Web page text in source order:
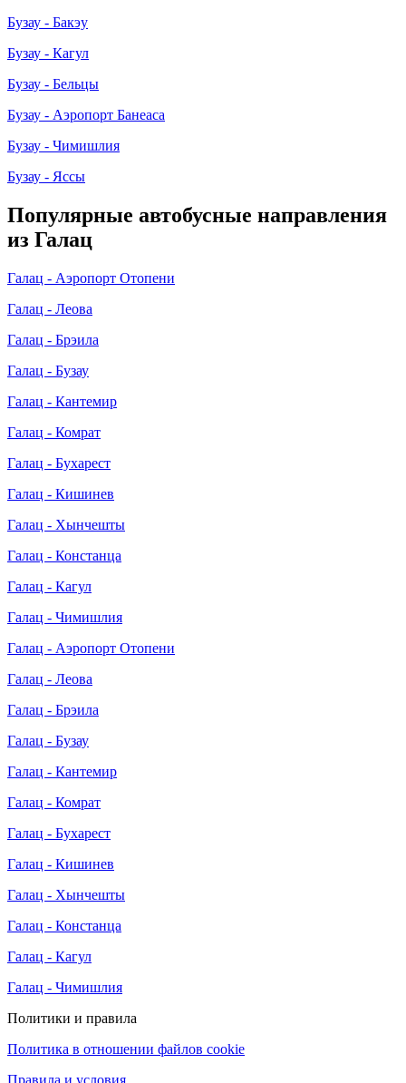
Бузау - Бакэу
Бузау - Кагул
Бузау - Бельцы
Бузау - Аэропорт Банеаса
Бузау - Чимишлия
Бузау - Яссы
Популярные автобусные направления
из Галац
Галац - Аэропорт Отопени
Галац - Леова
Галац - Брэила
Галац - Бузау
Галац - Кантемир
Галац - Комрат
Галац - Бухарест
Галац - Кишинев
Галац - Хынчешты
Галац - Констанца
Галац - Кагул
Галац - Чимишлия
Галац - Аэропорт Отопени
Галац - Леова
Галац - Брэила
Галац - Бузау
Галац - Кантемир
Галац - Комрат
Галац - Бухарест
Галац - Кишинев
Галац - Хынчешты
Галац - Констанца
Галац - Кагул
Галац - Чимишлия
Политики и правила
Политика в отношении файлов cookie
Правила и условия